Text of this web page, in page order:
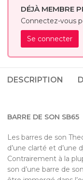
DÉJÀ MEMBRE
Connectez-vous
Se connecter
DESCRIPTION
BARRE DE SON SB65
Les barres de son
d’une clarté et d’une
Contrairement à la
son d’une barre de